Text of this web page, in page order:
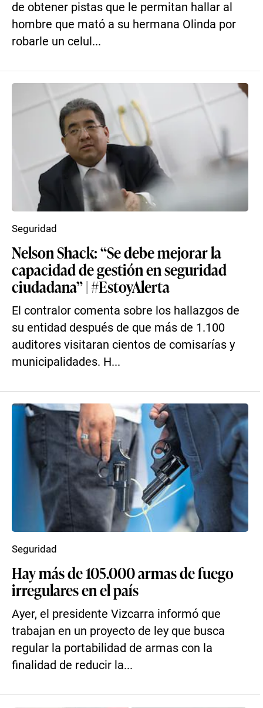
de obtener pistas que le permitan hallar al
hombre que mató a su hermana Olinda por
robarle un celul...
Nelson Shack: “Se debe mejorar la
capacidad de gestión en seguridad
ciudadana” | #EstoyAlerta
El contralor comenta sobre los hallazgos de
su entidad después de que más de 1.100
auditores visitaran cientos de comisarías y
municipalidades. H...
Seguridad
Hay más de 105.000 armas de fuego
irregulares en el país
Ayer, el presidente Vizcarra informó que
trabajan en un proyecto de ley que busca
regular la portabilidad de armas con la
finalidad de reducir la...
Seguridad